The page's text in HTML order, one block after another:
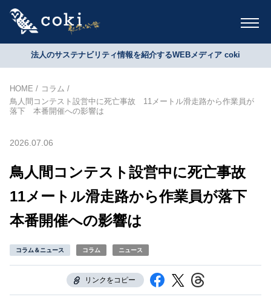
法人のサステナビリティ情報を紹介するWEBメディア coki
HOME
コラム
鳥人間コンテスト設営中に死亡事故 11メートル滑走路から作業員が
落下 本番開催への影響は
2026.07.06
鳥人間コンテスト設営中に死亡事故
11メートル滑走路から作業員が落下
本番開催への影響は
コラム＆ニュース コラム ニュース
リンクをコピー